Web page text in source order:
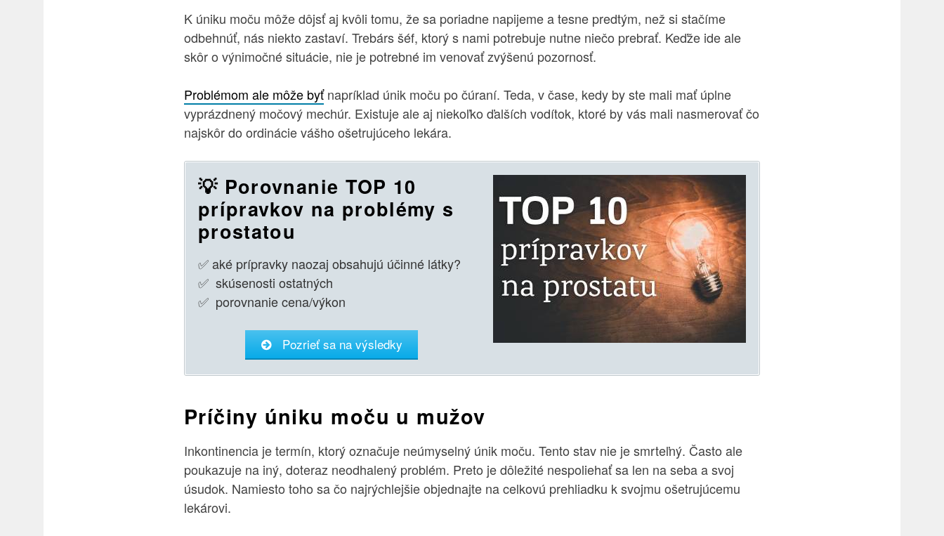
K úniku moču môže dôjsť aj kvôli tomu, že sa poriadne napijeme a tesne predtým, než si stačíme
odbehnúť, nás niekto zastaví. Trebárs šéf, ktorý s nami potrebuje nutne niečo prebrať. Keďže ide ale
skôr o výnimočné situácie, nie je potrebné im venovať zvýšenú pozornosť.
Problémom ale môže byťnapríklad únik moču po čúraní. Teda, v čase, kedy by ste mali mať úplne
vyprázdnený močový mechúr. Existuje ale aj niekoľko ďalších vodítok, ktoré by vás mali nasmerovať čo
najskôr do ordinácie vášho ošetrujúceho lekára.
💡 Porovnanie TOP 10
prípravkov na problémy s
prostatou
✅ aké prípravky naozaj obsahujú účinné látky?
✅ skúsenosti ostatných
✅ porovnanie cena/výkon
Pozrieť sa na výsledky
Príčiny úniku moču u mužov
Inkontinencia je termín, ktorý označuje neúmyselný únik moču. Tento stav nie je smrteľný. Často ale
poukazuje na iný, doteraz neodhalený problém. Preto je dôležité nespoliehať sa len na seba a svoj
úsudok. Namiesto toho sa čo najrýchlejšie objednajte na celkovú prehliadku k svojmu ošetrujúcemu
lekárovi.